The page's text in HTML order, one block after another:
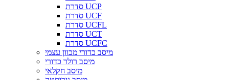
סדרת UCP
סדרת UCF
סדרת UCFL
סדרת UCT
סדרת UCFC
מיסב כדורי מכוון עצמי
מיסב רולר כדורי
מיסב חקלאי